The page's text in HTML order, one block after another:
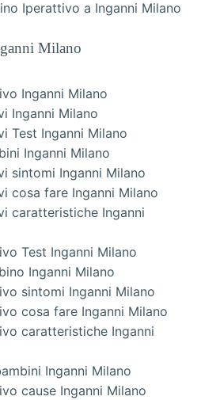
Iperattivo a Inganni Milano
Milano
Inganni Milano
Inganni Milano
Test Inganni Milano
Inganni Milano
sintomi Inganni Milano
cosa fare Inganni Milano
caratteristiche Inganni
Test Inganni Milano
Inganni Milano
sintomi Inganni Milano
cosa fare Inganni Milano
caratteristiche Inganni
Inganni Milano
cause Inganni Milano